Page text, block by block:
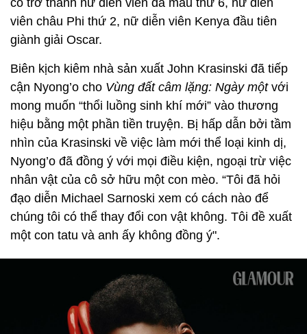
viên châu Phi thứ 2, nữ diễn viên Kenya đầu tiên
giành giải Oscar.
Biên kịch kiêm nhà sản xuất John Krasinski đã tiếp
cận Nyong’o cho Vùng đất câm lặng: Ngày mộtvới
mong muốn “thổi luồng sinh khí mới” vào thương
hiệu bằng một phần tiền truyện. Bị hấp dẫn bởi tầm
nhìn của Krasinski về việc làm mới thể loại kinh dị,
Nyong’o đã đồng ý với mọi điều kiện, ngoại trừ việc
nhân vật của cô sở hữu một con mèo. “Tôi đã hỏi
đạo diễn Michael Sarnoski xem có cách nào để
chúng tôi có thể thay đổi con vật không. Tôi đề xuất
một con tatu và anh ấy không đồng ý".